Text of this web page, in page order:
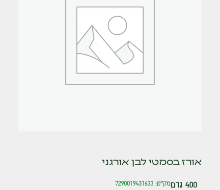
אורז בסמטי לבן אורגני
400 גרם מק"ט: 7290019431633